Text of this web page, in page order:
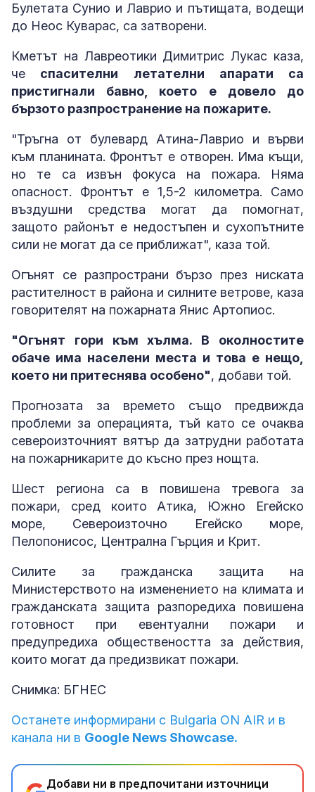
Булетата Сунио и Лаврио и пътищата, водещи
до Неос Куварас, са затворени.
Кметът на Лавреотики Димитрис Лукас каза,
че спасителни летателни апарати са
пристигнали бавно, което е довело до
бързото разпространение на пожарите.
"Тръгна от булевард Атина-Лаврио и върви
към планината. Фронтът е отворен. Има къщи,
но те са извън фокуса на пожара. Няма
опасност. Фронтът е 1,5-2 километра. Само
въздушни средства могат да помогнат,
защото районът е недостъпен и сухопътните
сили не могат да се приближат", каза той.
Огънят се разпространи бързо през ниската
растителност в района и силните ветрове, каза
говорителят на пожарната Янис Артопиос.
"Огънят гори към хълма. В околностите
обаче има населени места и това е нещо,
което ни притеснява особено", добави той.
Прогнозата за времето също предвижда
проблеми за операцията, тъй като се очаква
североизточният вятър да затрудни работата
на пожарникарите до късно през нощта.
Шест региона са в повишена тревога за
пожари, сред които Атика, Южно Егейско
море, Североизточно Егейско море,
Пелопонисос, Централна Гърция и Крит.
Силите за гражданска защита на
Министерството на изменението на климата и
гражданската защита разпоредиха повишена
готовност при евентуални пожари и
предупредиха обществеността за действия,
които могат да предизвикат пожари.
Снимка: БГНЕС
Останете информирани с Bulgaria ON AIR и в
канала ни в Google News Showcase.
Добави ни в предпочитани източници